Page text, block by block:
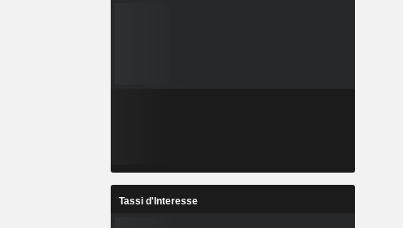
Tassi d'Interesse